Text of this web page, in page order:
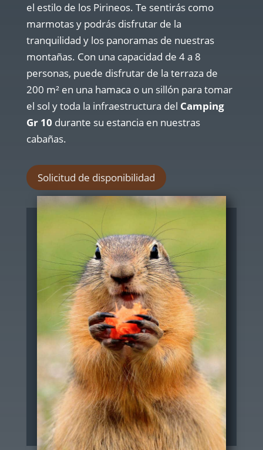
el estilo de los Pirineos. Te sentirás como
marmotas y podrás disfrutar de la
tranquilidad y los panoramas de nuestras
montañas. Con una capacidad de 4 a 8
personas, puede disfrutar de la terraza de
200 m² en una hamaca o un sillón para tomar
el sol y toda la infraestructura del Camping
Gr 10 durante su estancia en nuestras
cabañas.
Solicitud de disponibilidad